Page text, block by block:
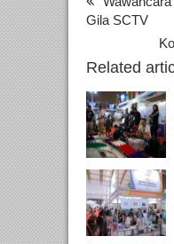
Gila SCTV
Related